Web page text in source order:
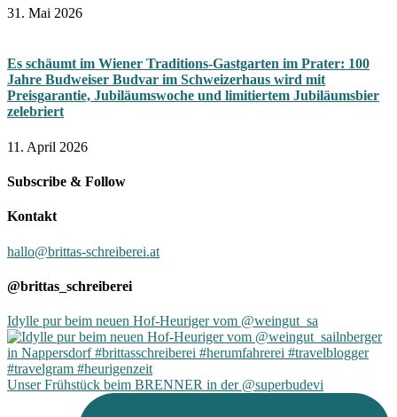
31. Mai 2026
Es schäumt im Wiener Traditions-Gastgarten im Prater: 100
Jahre Budweiser Budvar im Schweizerhaus wird mit
Preisgarantie, Jubiläumswoche und limitiertem Jubiläumsbier
zelebriert
11. April 2026
Subscribe & Follow
Kontakt
hallo@brittas-schreiberei.at
@brittas_schreiberei
Idylle pur beim neuen Hof-Heuriger vom @weingut_sa
Unser Frühstück beim BRENNER in der @superbudevi